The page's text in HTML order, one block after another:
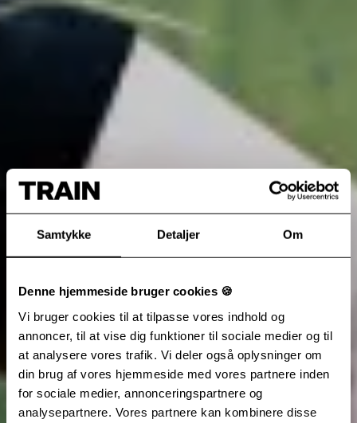
Samtykke Detaljer Om
Denne hjemmeside bruger cookies 🍪
Vi bruger cookies til at tilpasse vores indhold og
annoncer, til at vise dig funktioner til sociale medier og til
at analysere vores trafik. Vi deler også oplysninger om
din brug af vores hjemmeside med vores partnere inden
for sociale medier, annonceringspartnere og
analysepartnere. Vores partnere kan kombinere disse